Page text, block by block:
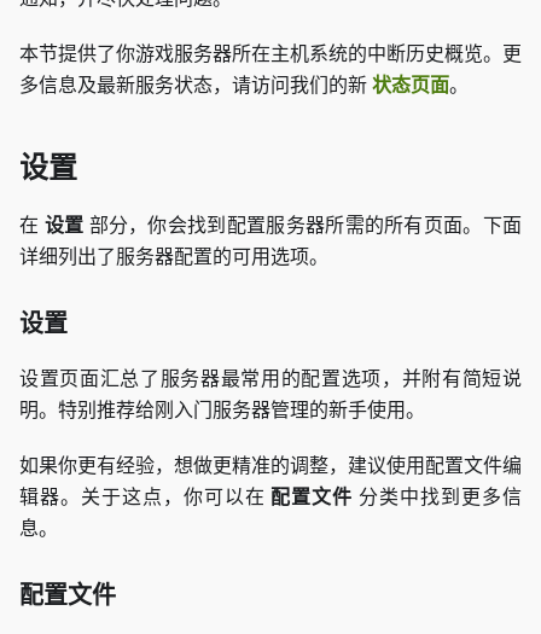
本节提供了你游戏服务器所在主机系统的中断历史概览。更
多信息及最新服务状态，请访问我们的新状态页面。
设置
在 设置 部分，你会找到配置服务器所需的所有页面。下面
详细列出了服务器配置的可用选项。
设置
设置页面汇总了服务器最常用的配置选项，并附有简短说
明。特别推荐给刚入门服务器管理的新手使用。
如果你更有经验，想做更精准的调整，建议使用配置文件编
辑器。关于这点，你可以在 配置文件 分类中找到更多信
息。
配置文件